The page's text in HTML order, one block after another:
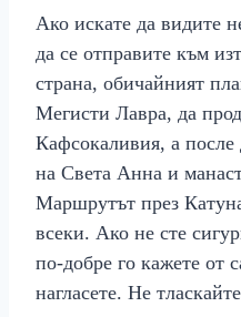
Ако искате да видите
да се отправите към
страна, обичайният
Мегисти Лавра, да
Кафсокаливия, а после
на Света Анна и
Маршрутът през
всеки. Ако не сте
по-добре го кажете от
нагласете. Не